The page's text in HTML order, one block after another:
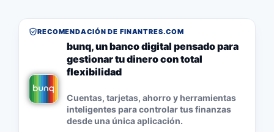
RECOMENDACIÓN DE FINANTRES.COM
bunq, un banco digital pensado para
gestionar tu dinero con total
flexibilidad
Cuentas, tarjetas, ahorro y herramientas
inteligentes para controlar tus finanzas
desde una única aplicación.